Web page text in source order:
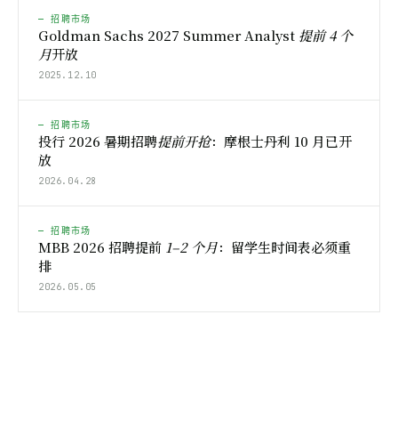
— 招聘市场
Goldman Sachs 2027 Summer Analyst 提前 4 个
月开放
2025.12.10
— 招聘市场
投行 2026 暑期招聘提前开抢：摩根士丹利 10 月已开
放
2026.04.28
— 招聘市场
MBB 2026 招聘提前 1–2 个月：留学生时间表必须重
排
2026.05.05